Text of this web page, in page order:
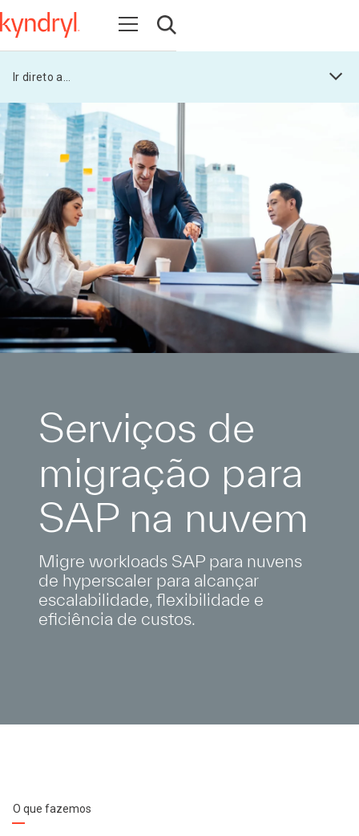
Abrir navegação
Abrir pesquisa
Serviços de
migração para
SAP na nuvem
Migre workloads SAP para nuvens
de hyperscaler para alcançar
escalabilidade, flexibilidade e
eficiência de custos.
Ir direto a...
O que fazemos